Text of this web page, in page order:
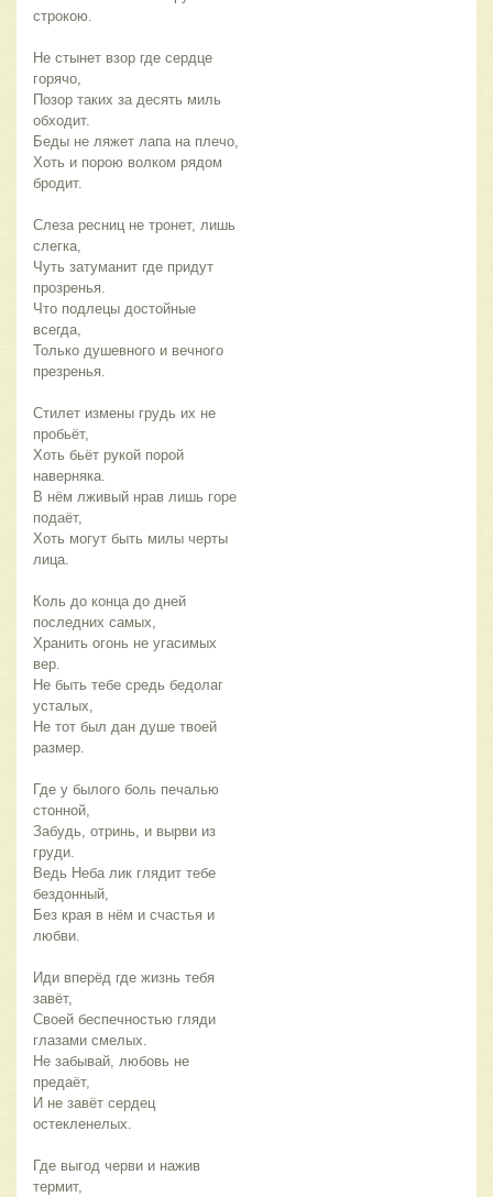
строкою.
Не стынет взор где сердце
горячо,
Позор таких за десять миль
обходит.
Беды не ляжет лапа на плечо,
Хоть и порою волком рядом
бродит.
Слеза ресниц не тронет, лишь
слегка,
Чуть затуманит где придут
прозренья.
Что подлецы достойные
всегда,
Только душевного и вечного
презренья.
Стилет измены грудь их не
пробьёт,
Хоть бьёт рукой порой
наверняка.
В нём лживый нрав лишь горе
подаёт,
Хоть могут быть милы черты
лица.
Коль до конца до дней
последних самых,
Хранить огонь не угасимых
вер.
Не быть тебе средь бедолаг
усталых,
Не тот был дан душе твоей
размер.
Где у былого боль печалью
стонной,
Забудь, отринь, и вырви из
груди.
Ведь Неба лик глядит тебе
бездонный,
Без края в нём и счастья и
любви.
Иди вперёд где жизнь тебя
завёт,
Своей беспечностью гляди
глазами смелых.
Не забывай, любовь не
предаёт,
И не завёт сердец
остекленелых.
Где выгод черви и нажив
термит,